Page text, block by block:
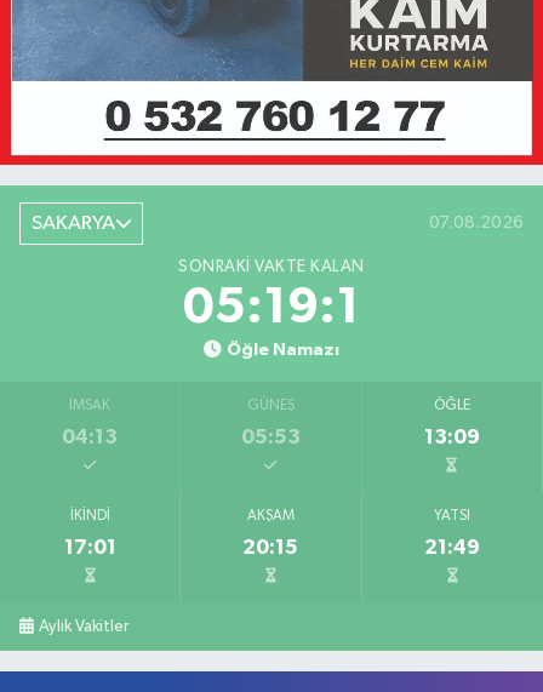
SAKARYA 07.08.2026
SONRAKI VAKTE KALAN
05:19:1
Öğle Namazı
İMSAK
04:13
GÜNEŞ
05:53
ÖĞLE
13:09
İKINDI
17:01
AKŞAM
20:15
YATSI
21:49
Aylık Vakitler